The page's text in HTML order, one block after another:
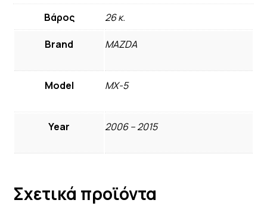
Βάρος 26 κ.
Brand MAZDA
Model MX-5
Year 2006 – 2015
Σχετικά προϊόντα